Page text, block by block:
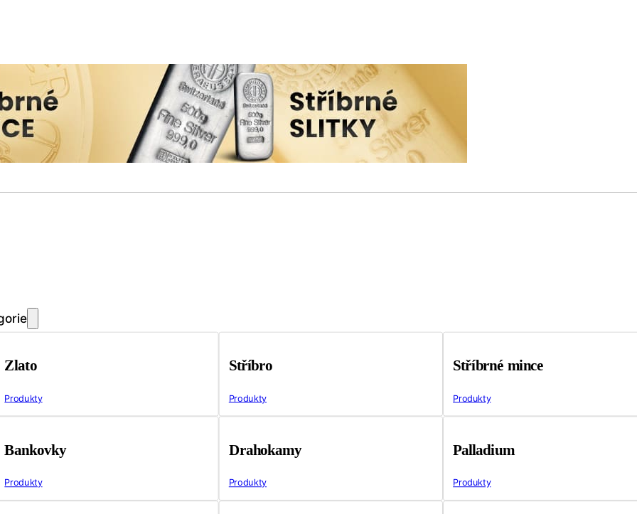
Zlato
Produkty
Stříbro
Produkty
Stříbrné mince
Produkty
Bankovky
Produkty
Drahokamy
Produkty
Palladium
Produkty